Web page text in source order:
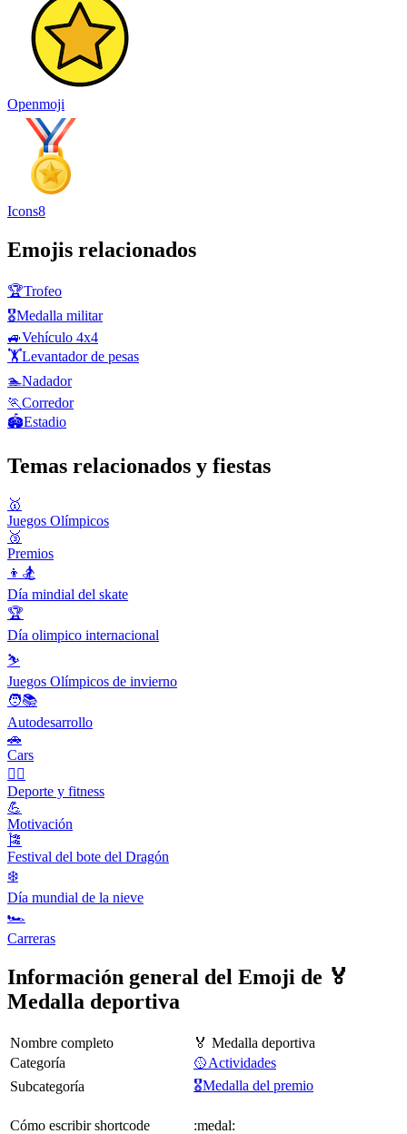
Openmoji
Icons8
Emojis relacionados
🏆Trofeo
🎖️Medalla militar
🚙Vehículo 4x4
🏋️Levantador de pesas
🏊Nadador
🏃Corredor
🏟️Estadio
Temas relacionados y fiestas
🥇
Juegos Olímpicos
🥉
Premios
👦🏂
Día mindial del skate
🏆
Día olimpico internacional
⛷
Juegos Olímpicos de invierno
🧑📚
Autodesarrollo
🚗
Cars
🤾‍♀️
Deporte y fitness
💪
Motivación
🎏
Festival del bote del Dragón
❄️
Día mundial de la nieve
🏎
Carreras
Información general del Emoji de 🏅
Medalla deportiva
Nombre completo
🏅 Medalla deportiva
Categoría
🥎Actividades
Subcategoría
🎖Medalla del premio
Cómo escribir shortcode :medal: